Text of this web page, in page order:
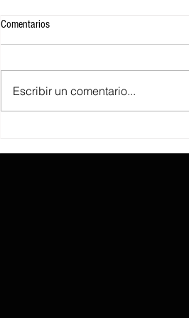
Comentarios
Escribir un comentario...